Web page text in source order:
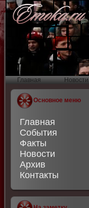
Главная Новости
Основное меню
Главная
События
Факты
Новости
Архив
Контакты